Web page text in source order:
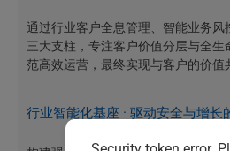
通过行业客户全息管理、智能业务
三大支柱，专注客户价值分层与全
范高效运营，最终实现与客户的价值
行业智能化基座 · 驱动安全与增长